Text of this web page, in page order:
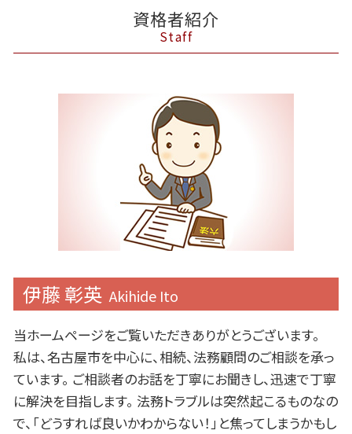
資格者紹介
Staff
伊藤 彰英 Akihide Ito
当ホームページをご覧いただきありがとうございます。
私は、名古屋市を中心に、相続、法務顧問のご相談を承っ
ています。 ご相談者のお話を丁寧にお聞きし、迅速で丁寧
に解決を目指します。 法務トラブルは突然起こるものなの
で、「どうすれば良いかわからない！」と焦ってしまうかもし